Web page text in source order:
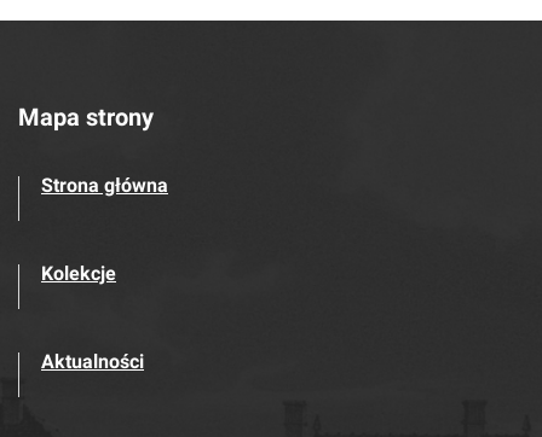
Mapa strony
Strona główna
Kolekcje
Aktualności